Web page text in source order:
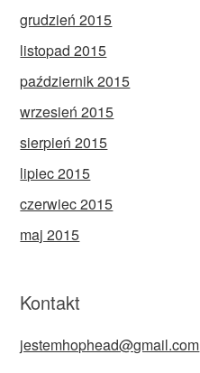
grudzień 2015
listopad 2015
październik 2015
wrzesień 2015
sierpień 2015
lipiec 2015
czerwiec 2015
maj 2015
Kontakt
jestemhophead@gmail.com